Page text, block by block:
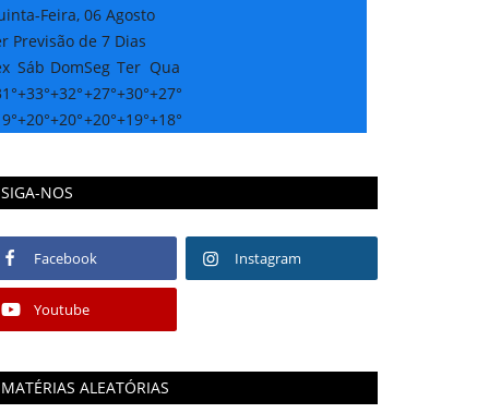
Feira, 06 Agosto
Previsão de 7 Dias
Sáb DomSeg Ter Qua
+33°+32°+27°+30°+27°
+20°+20°+20°+19°+18°
SIGA-NOS
Facebook Instagram
Youtube
MATÉRIAS ALEATÓRIAS